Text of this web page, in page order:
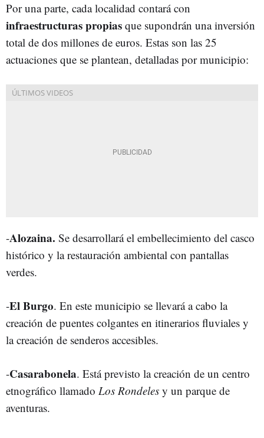
Por una parte, cada localidad contará con
infraestructuras propias que supondrán una inversión
total de dos millones de euros. Estas son las 25
actuaciones que se plantean, detalladas por municipio:
-Alozaina. Se desarrollará el embellecimiento del casco
histórico y la restauración ambiental con pantallas
verdes.
-El Burgo. En este municipio se llevará a cabo la
creación de puentes colgantes en itinerarios fluviales y
la creación de senderos accesibles.
-Casarabonela. Está previsto la creación de un centro
etnográfico llamado Los Rondeles y un parque de
aventuras.